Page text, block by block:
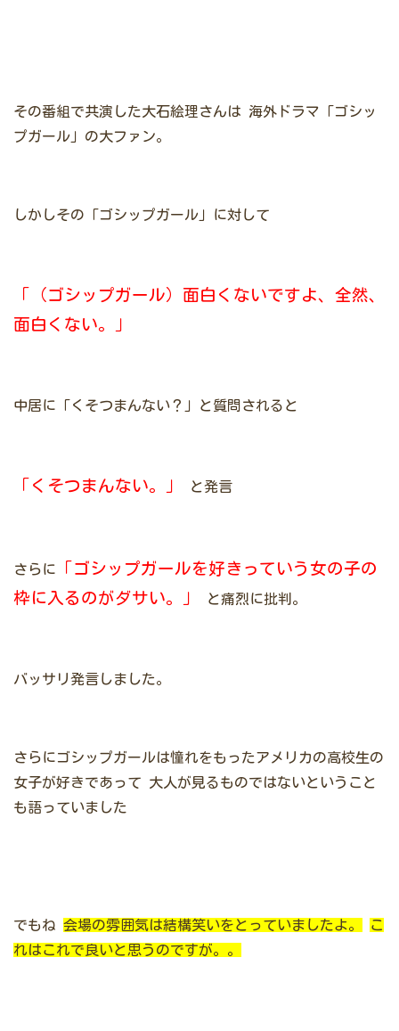
その番組で共演した大石絵理さんは 海外ドラマ「ゴシッ
プガール」の大ファン。
しかしその「ゴシップガール」に対して
「（ゴシップガール）面白くないですよ、全然、
面白くない。」
中居に「くそつまんない？」と質問されると
「くそつまんない。」 と発言
さらに
「ゴシップガールを好きっていう女の子の
枠に入るのがダサい。」
と痛烈に批判。
バッサリ発言しました。
さらにゴシップガールは憧れをもったアメリカの高校生の
女子が好きであって 大人が見るものではないということ
も語っていました
でもね 会場の雰囲気は結構笑いをとっていましたよ。
こ
れはこれで良いと思うのですが。。